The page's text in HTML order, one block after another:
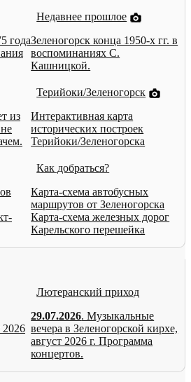
года
Недавнее прошлое
Зеленогорск конца 1950-х гг. в
воспоминаниях С.
Кашницкой.
из
Терийоки/Зеленогорск
Интерактивная карта
исторических построек
Терийоки/Зеленогорска
Как добраться?
Карта-схема автобусных
маршрутов от Зеленогорска
Карта-схема железных дорог
Карельского перешейка
2026
Лютеранский приход
29.07.2026. Музыкальные
вечера в Зеленогорской кирхе,
август 2026 г. Программа
концертов.